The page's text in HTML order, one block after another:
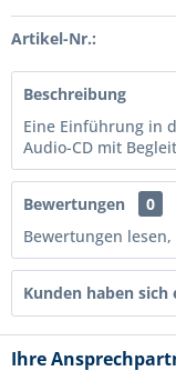
Artikel-Nr.:
Beschreibung
Eine Einführung in
Audio-CD mit
Bewertungen
0
Bewertungen
Kunden haben sich
Ihre